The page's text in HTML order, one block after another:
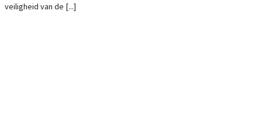
veiligheid van de [...]